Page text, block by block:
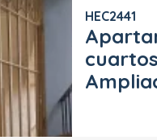
HEC2441